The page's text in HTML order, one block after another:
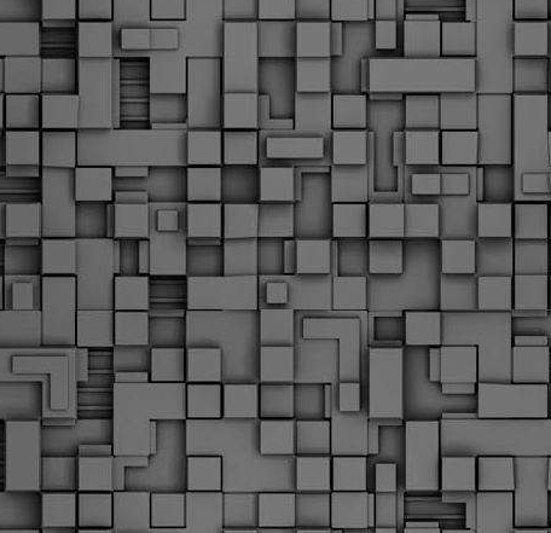
Μεγάλες μέρες ζει ο "οργανισμός" της Δημοτικής Αστυνομίας!
Να θυμίσουμε ότι κανονικές προσλήψεις στην Δημοτική
Αστυνομία έχουν να γίνουν από το 2010. Δεκαέξι ολόκληρα
χρόνια! Και βέβαια, ακόμη και με αυτές τις προσλήψεις, δεν
φτάνουμε ούτε τα 2/3 των Δημοτικών Αστυνομικών που
υπηρετούσαν το 2013 προ της κατάργησης της υπηρεσίας με
απόφαση του σημερινού πρωθυπουργού Κυριάκου Μητσοτάκη. Ας
είναι...
2
Δημοτική Αστυνομία Θεσσαλονίκης: Διμηνιαίος
απολογισμός ελέγχων τήρησης νομοθεσίας
Τον απολογισμό των δράσεων ελέγχου για τα ζώα συντροφιάς
κατά το δίμηνο Ιανουαρίου – Φεβρουαρίου 2026 παρουσιάζει η
Δημοτική Αστυνομία Θεσσαλονίκης, με στόχο την προστασία των
ζώων και την ομαλή συμβίωση στην πόλη.
FEB
18
ΣτΕ: Οριστική απόρριψη της επαναφοράς του 13ου
και 14ου μισθού για τους δημοσίους υπαλλήλους